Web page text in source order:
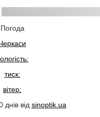
Погода
тиск:
вітер:
від sinoptik.ua